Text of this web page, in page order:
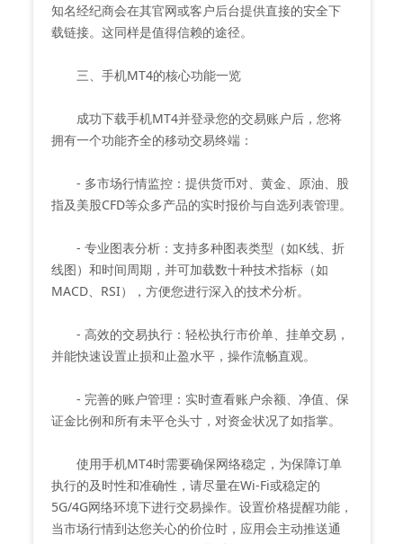
知名经纪商会在其官网或客户后台提供直接的安全下
载链接。这同样是值得信赖的途径。
三、手机MT4的核心功能一览
成功下载手机MT4并登录您的交易账户后，您将
拥有一个功能齐全的移动交易终端：
- 多市场行情监控：提供货币对、黄金、原油、股
指及美股CFD等众多产品的实时报价与自选列表管理。
- 专业图表分析：支持多种图表类型（如K线、折
线图）和时间周期，并可加载数十种技术指标（如
MACD、RSI），方便您进行深入的技术分析。
- 高效的交易执行：轻松执行市价单、挂单交易，
并能快速设置止损和止盈水平，操作流畅直观。
- 完善的账户管理：实时查看账户余额、净值、保
证金比例和所有未平仓头寸，对资金状况了如指掌。
使用手机MT4时需要确保网络稳定，为保障订单
执行的及时性和准确性，请尽量在Wi-Fi或稳定的
5G/4G网络环境下进行交易操作。设置价格提醒功能，
当市场行情到达您关心的价位时，应用会主动推送通